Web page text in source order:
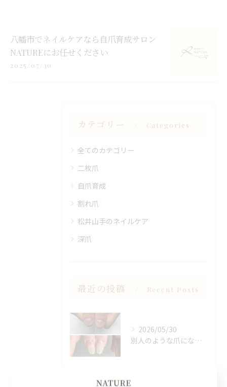
八幡市でネイルケアなら自爪育成サロン
NATUREにお任せください
2025/07/30
カテゴリー Categories
全てのカテゴリー
二枚爪
自爪育成
割れ爪
松井山手のネイルケア
深爪
最近の投稿 Recent Posts
2026/05/30
別人のような爪になれます✨